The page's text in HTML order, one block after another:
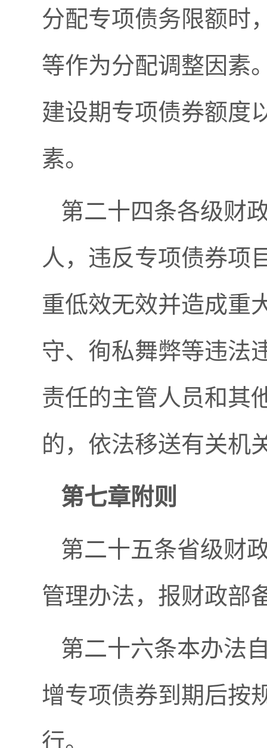
分配专项债务限额时
等作为分配调整因素
建设期专项债券额度
素。
第二十四条各级财
人，违反专项债券项
重低效无效并造成重
守、徇私舞弊等违法
责任的主管人员和其
的，依法移送有关机
第七章附则
第二十五条省级财
管理办法，报财政部
第二十六条本办法
增专项债券到期后按
行。